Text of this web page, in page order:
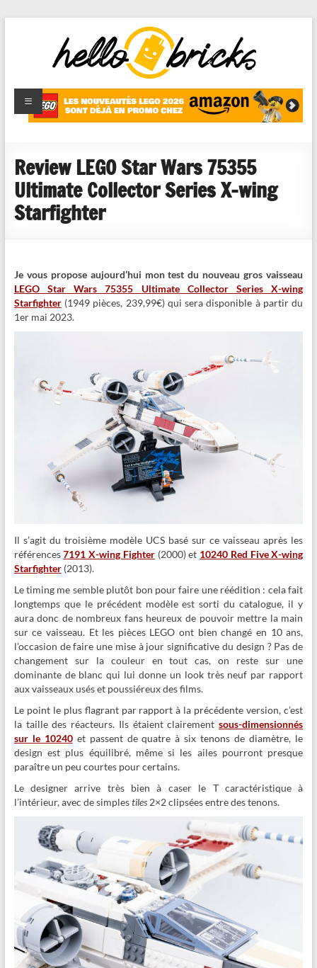
HelloBricks
Blog LEGO,
nouveaut�s
reviews
Review LEGO Star Wars 75355
Ultimate Collector Series X-wing
Starfighter
Je vous propose aujourd’hui mon test du nouveau gros vaisseau
LEGO Star Wars 75355 Ultimate Collector Series X-wing
Starfighter(1949 pièces, 239,99€) qui sera disponible à partir du
1er mai 2023.
Il s’agit du troisième modèle UCS basé sur ce vaisseau après les
références7191 X-wing Fighter(2000) et 10240 Red Five X-wing
Starfighter(2013).
Le timing me semble plutôt bon pour faire une réédition : cela fait
longtemps que le précédent modèle est sorti du catalogue, il y
aura donc de nombreux fans heureux de pouvoir mettre la main
sur ce vaisseau. Et les pièces LEGO ont bien changé en 10 ans,
l’occasion de faire une mise à jour significative du design ? Pas de
changement sur la couleur en tout cas, on reste sur une
dominante de blanc qui lui donne un look très neuf par rapport
aux vaisseaux usés et poussiéreux des films.
Le point le plus flagrant par rapport à la précédente version, c’est
la taille des réacteurs. Ils étaient clairementsous-dimensionnés
sur le 10240et passent de quatre à six tenons de diamètre, le
design est plus équilibré, même si les ailes pourront presque
paraître un peu courtes pour certains.
Le designer arrive très bien à caser le T caractéristique à
l’intérieur, avec de simplestiles2×2 clipsées entre des tenons.